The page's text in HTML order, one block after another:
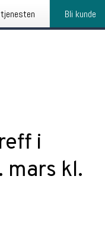
tjenesten Bli kunde
i
mars kl.